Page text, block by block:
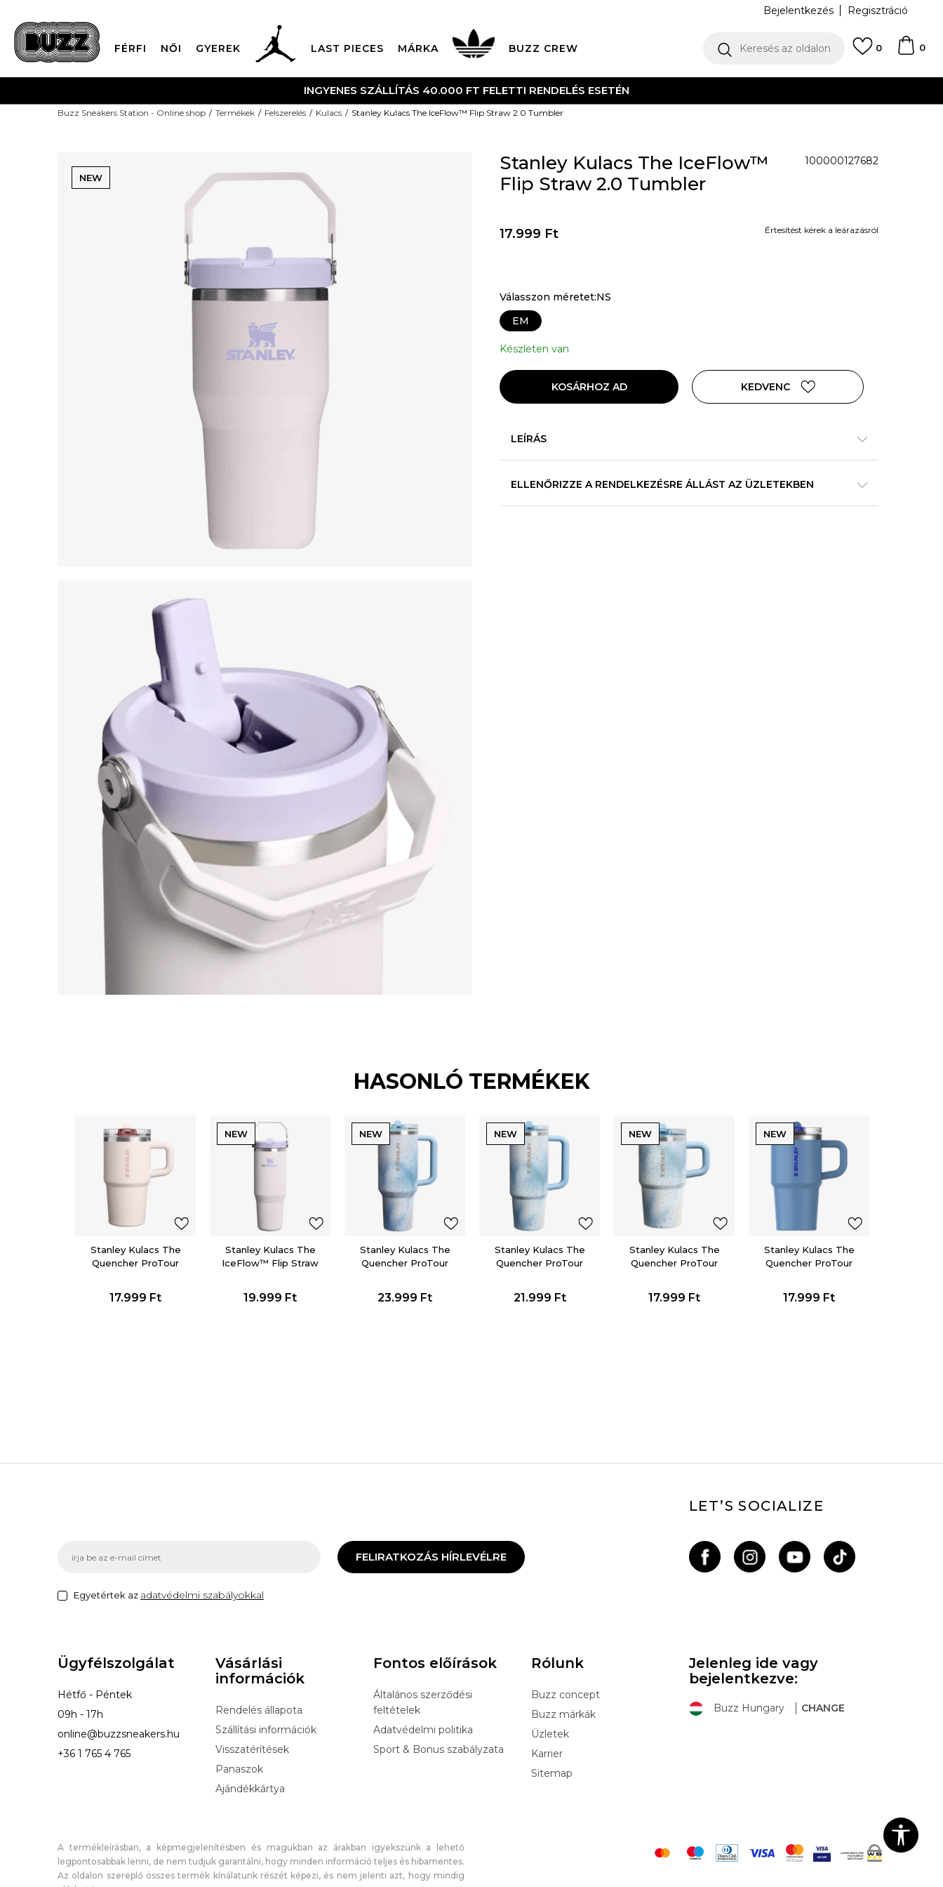
Bejelentkezés Regisztráció
FÉRFI NŐI GYEREK LAST PIECES MÁRKA BUZZ CREW Keresés az oldalon 0
0
INGYENES SZÁLLÍTÁS 40.000 FT FELETTI RENDELÉS ESETÉN
Buzz Sneakers Station - Online shop Termékek Felszerelés Kulacs Stanley Kulacs The IceFlow™ Flip Straw 2.0 Tumbler
NEW
Stanley Kulacs The IceFlow™
Flip Straw 2.0 Tumbler
100000127682
17.999 Ft Értesítést kérek a leárazásról
Válasszon méretet:NS
EM
Készleten van
KOSÁRHOZ AD KEDVENC
LEÍRÁS
ELLENŐRIZZE A RENDELKEZÉSRE ÁLLÁST AZ ÜZLETEKBEN
HASONLÓ TERMÉKEK
Stanley Kulacs The
Quencher ProTour
17.999 Ft
NEW
Stanley Kulacs The
IceFlow™ Flip Straw
19.999 Ft
NEW
Stanley Kulacs The
Quencher ProTour
23.999 Ft
NEW
Stanley Kulacs The
Quencher ProTour
21.999 Ft
NEW
Stanley Kulacs The
Quencher ProTour
17.999 Ft
NEW
Stanley Kulacs The
Quencher ProTour
17.999 Ft
FELIRATKOZÁS HÍRLEVÉLRE
Egyetértek az adatvédelmi szabályokkal
LET’S SOCIALIZE
Ügyfélszolgálat
Hétfő - Péntek
09h - 17h
online@buzzsneakers.hu
+36 1 765 4 765
Vásárlási
információk
Rendelés állapota
Szállítási információk
Visszatérítések
Panaszok
Ajándékkártya
Fontos előírások
Általános szerződési
feltételek
Adatvédelmi politika
Sport & Bonus szabályzata
Rólunk
Buzz concept
Buzz márkák
Üzletek
Karrier
Sitemap
Jelenleg ide vagy
bejelentkezve:
Buzz Hungary CHANGE
A termékleírásban, a képmegjelenítésben és magukban az árakban igyekszünk a lehető
legpontosabbak lenni, de nem tudjuk garantálni, hogy minden információ teljes és hibamentes.
Az oldalon szereplő összes termék kínálatunk részét képezi, és nem jelenti azt, hogy mindig